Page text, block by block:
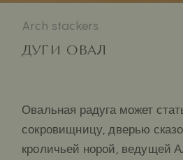
Arch stackers
ДУГИ ОВАЛ
Овальная радуга может
сокровищницу, дверью
кроличьей норой, ведущей